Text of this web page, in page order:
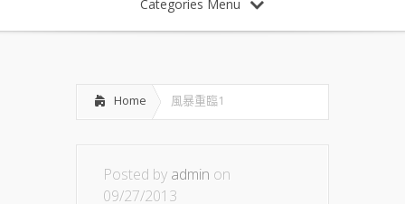
Categories Menu
Home 風暴重臨1
Posted by admin on
09/27/2013